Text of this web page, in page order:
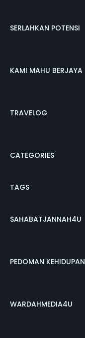
SERLAHKAN POTENSI
KAMI MAHU BERJAYA
TRAVELOG
CATEGORIES
TAGS
SAHABATJANNAH4U
PEDOMAN KEHIDUPAN
WARDAHMEDIA4U